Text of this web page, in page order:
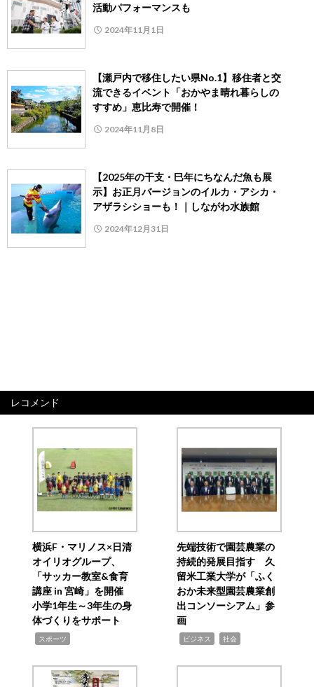
活動パフォーマンスも
2024年11月1日
【瀬戸内で移住したい県No.1】移住者と交
流できるイベント「おかやま晴れ暮らしの
すすめ」恵比寿で開催！
2024年11月8日
【2025年の干支・巳年にちなんだ魚も展
示】お正月バージョンのイルカ・アシカ・
アザラシショーも！｜しながわ水族館
2024年12月31日
レコメンド
横浜F・マリノス×日清
オイリオグループ、
「サッカー教室&食育
講座 in 宮崎」を開催
小学1年生～3年生の身
体づくりをサポート
スポーツ
先端技術で園芸農業の
持続的発展目指す 久
留米工業大学が「ふく
おか未来型園芸農業創
出コンソーシアム」参
画
ビジネス 社会